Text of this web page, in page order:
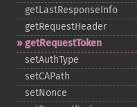
getLastResponseInfo
getRequestHeader
getRequestToken
setAuthType
setCAPath
setNonce